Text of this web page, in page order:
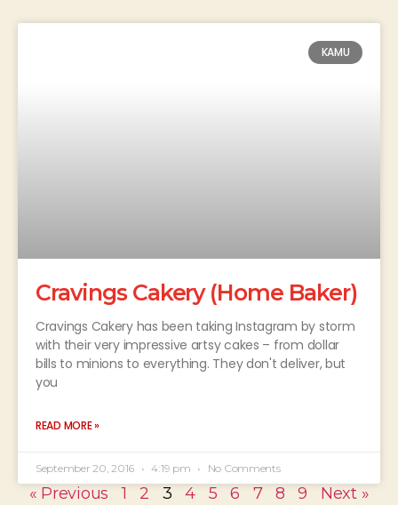
KAMU
Cravings Cakery (Home Baker)
Cravings Cakery has been taking Instagram by storm
with their very impressive artsy cakes – from dollar
bills to minions to everything. They don't deliver, but
you
READ MORE »
September 20, 2016 4:19 pm No Comments
« Previous 1 2 3 4 5 6 7 8 9 Next »